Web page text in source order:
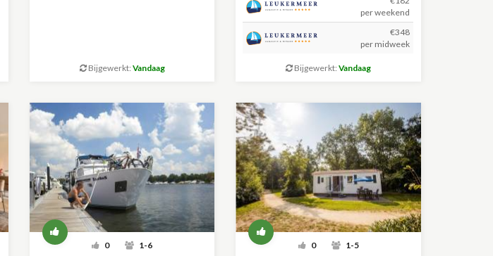
Bijgewerkt: Vandaag
per weekend
€348
per midweek
Bijgewerkt:Vandaag
0 1-6 0 1-5